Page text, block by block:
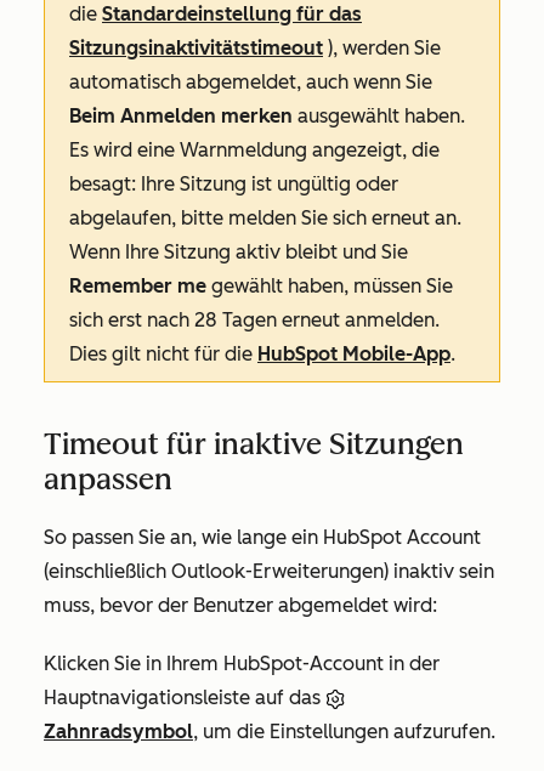
die Standardeinstellung für das
Sitzungsinaktivitätstimeout ), werden Sie
automatisch abgemeldet, auch wenn Sie
Beim Anmelden merken ausgewählt haben.
Es wird eine Warnmeldung angezeigt, die
besagt: Ihre Sitzung ist ungültig oder
abgelaufen, bitte melden Sie sich erneut an.
Wenn Ihre Sitzung aktiv bleibt und Sie
Remember me gewählt haben, müssen Sie
sich erst nach 28 Tagen erneut anmelden.
Dies gilt nicht für die HubSpot Mobile-App.
Timeout für inaktive Sitzungen
anpassen
So passen Sie an, wie lange ein HubSpot Account
(einschließlich Outlook-Erweiterungen) inaktiv sein
muss, bevor der Benutzer abgemeldet wird:
Klicken Sie in Ihrem HubSpot-Account in der
Hauptnavigationsleiste auf das
Zahnradsymbol, um die Einstellungen aufzurufen.